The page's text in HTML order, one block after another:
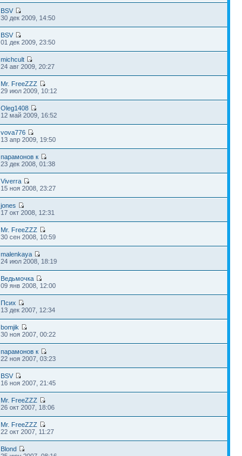
BSV
30 дек 2009, 14:50
BSV
01 дек 2009, 23:50
michcult
24 авг 2009, 20:27
Mr. FreeZZZ
29 июл 2009, 10:12
Oleg1408
12 май 2009, 16:52
vova776
13 апр 2009, 19:50
парамонов к
23 дек 2008, 01:38
Viverra
15 ноя 2008, 23:27
jones
17 окт 2008, 12:31
Mr. FreeZZZ
30 сен 2008, 10:59
malenkaya
24 июл 2008, 18:19
Ведьмочка
09 янв 2008, 12:00
Псих
13 дек 2007, 12:34
bomjik
30 ноя 2007, 00:22
парамонов к
22 ноя 2007, 03:23
BSV
16 ноя 2007, 21:45
Mr. FreeZZZ
26 окт 2007, 18:06
Mr. FreeZZZ
22 окт 2007, 11:27
Blond